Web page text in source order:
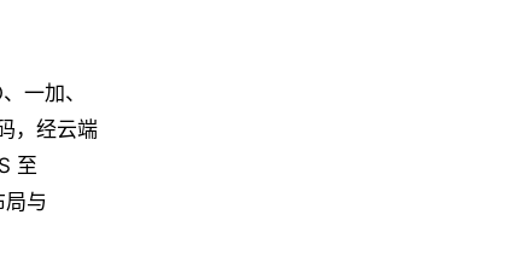
一加、
，经云端
至
与